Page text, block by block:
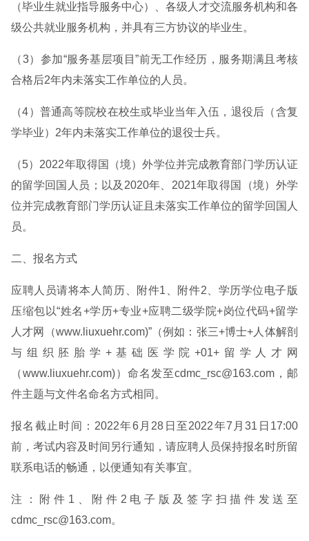
（毕业生就业指导服务中心）、各级人才交流服务机构和各
级公共就业服务机构，并具有三方协议的毕业生。
（3）参加“服务基层项目”前无工作经历，服务期满且考核
合格后2年内未落实工作单位的人员。
（4）普通高等院校在校生或毕业当年入伍，退役后（含复
学毕业）2年内未落实工作单位的退役士兵。
（5）2022年取得国（境）外学位并完成教育部门学历认证
的留学回国人员；以及2020年、2021年取得国（境）外学
位并完成教育部门学历认证且未落实工作单位的留学回国人
员。
二、报名方式
应聘人员请将本人简历、附件1、附件2、学历学位电子版
压缩包以“姓名+学历+专业+应聘二级学院+岗位代码+留学
人才网（www.liuxuehr.com)”（例如：张三+博士+人体解剖
与组织胚胎学+基础医学院+01+留学人才网
（www.liuxuehr.com)）命名发至cdmc_rsc@163.com，邮
件主题与文件名命名方式相同。
报名截止时间：2022年6月28日至2022年7月31日17:00
前，考试内容及时间另行通知，请应聘人员保持报名时所留
联系电话的畅通，以便通知有关事宜。
注：附件1、附件2电子版及签字扫描件发送至
cdmc_rsc@163.com。